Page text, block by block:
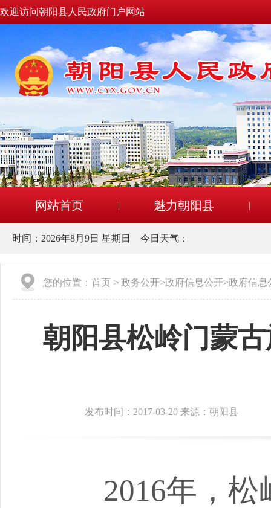
欢迎访问朝阳县人民政府门户网站
网站首页 魅力朝阳县
时间： 2026年8月9日 星期日 今日天气：
您的位置： 首页 > 政务公开>政府信息公开>政府信息
朝阳县松岭门蒙
发布时间：2017-03-20 来源：朝阳县
2016年，松